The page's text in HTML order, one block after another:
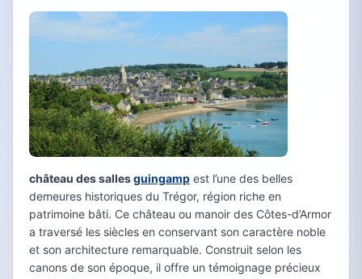
château des sallesguingamp est l’une des belles
demeures historiques du Trégor, région riche en
patrimoine bâti. Ce château ou manoir des Côtes-d’Armor
a traversé les siècles en conservant son caractère noble
et son architecture remarquable. Construit selon les
canons de son époque, il offre un témoignage précieux